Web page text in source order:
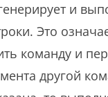
и
Это
команду и
другой